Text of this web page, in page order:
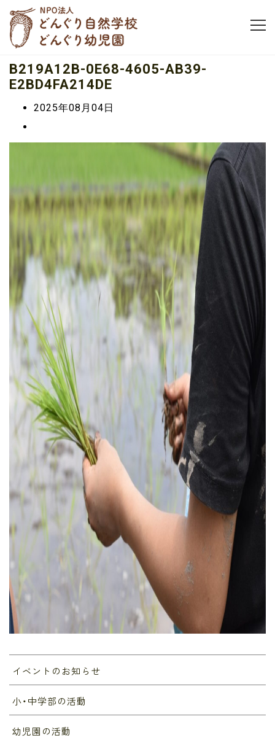
B219A12B-0E68-4605-AB39-
E2BD4FA214DE
2025年08月04日
イベントのお知らせ
小・中学部の活動
幼児園の活動